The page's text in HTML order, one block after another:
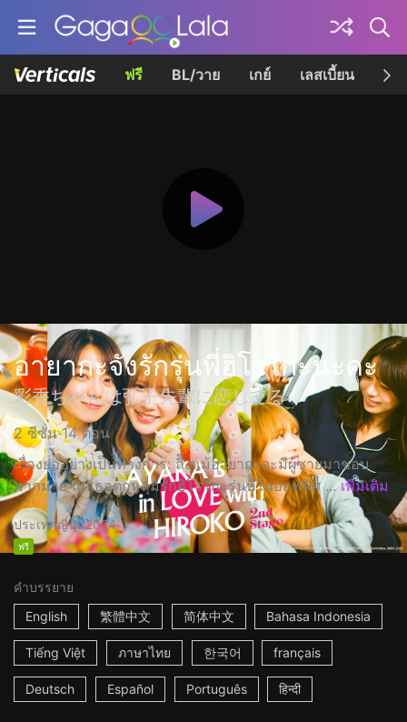
ฟรี BL/วาย เกย์ เลสเบี้ยน เค
อายากะจังรักรุ่นพี่ฮิโรโกะนะคะ
彩香ちゃんは弘子先輩に恋してる
2 ซีซั่น 14 ตอน
เรื่องย่ออย่างเป็นทางการ: ถึึงแม้อายากะจะมีผู้ชายมาชอบ
มากมาย แต่เธอตกหลุมรักฮิโรโกะรุ่นพี่ในออฟฟิศ ... เพิ่มเติม
ประเทศญี่ปุ่น2024
ฟรี
คำบรรยาย
English
繁體中文 简体中文 Bahasa Indonesia
Tiếng Việt ภาษาไทย 한국어 français
Deutsch Español Português हिन्दी